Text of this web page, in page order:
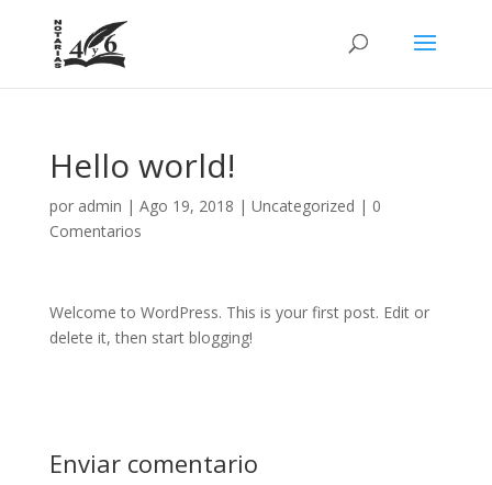
Hello world!
por admin | Ago 19, 2018 | Uncategorized | 0
Comentarios
Welcome to WordPress. This is your first post. Edit or
delete it, then start blogging!
Enviar comentario